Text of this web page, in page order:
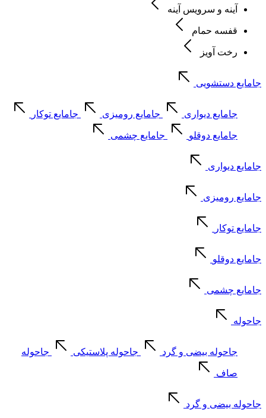
آینه و سرویس آینه
قفسه حمام
رخت آویز
جامایع دستشویی
جامایع دیواری جامایع رومیزی جامایع توکار
جامایع دوقلو جامایع چشمی
جامایع دیواری
جامایع رومیزی
جامایع توکار
جامایع دوقلو
جامایع چشمی
جاحوله
جاحوله بیضی و گرد جاحوله پلاستیکی جاحوله
صاف
جاحوله بیضی و گرد